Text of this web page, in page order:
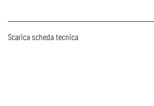
Scarica scheda tecnica